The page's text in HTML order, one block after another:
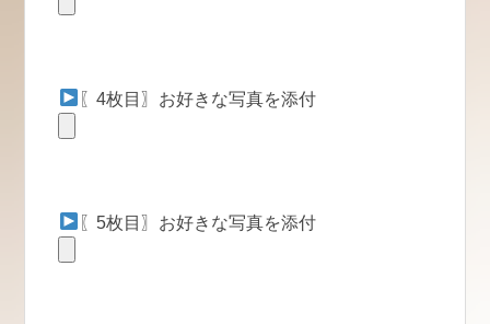
〖4枚目〗お好きな写真を添付
〖5枚目〗お好きな写真を添付